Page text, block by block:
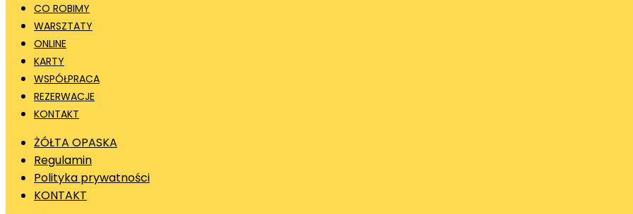
CO ROBIMY
WARSZTATY
ONLINE
KARTY
WSPÓŁPRACA
REZERWACJE
KONTAKT
ŻÓŁTA OPASKA
Regulamin
Polityka prywatności
KONTAKT